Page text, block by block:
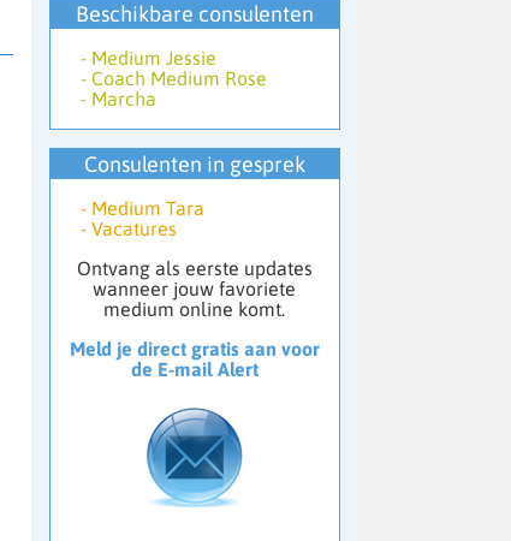
Beschikbare consulenten
- Medium Jessie
- Coach Medium Rose
- Marcha
Consulenten in gesprek
- Medium Tara
- Vacatures
Ontvang als eerste updates
wanneer jouw favoriete
medium online komt.
Meld je direct gratis aan voor
de E-mail Alert